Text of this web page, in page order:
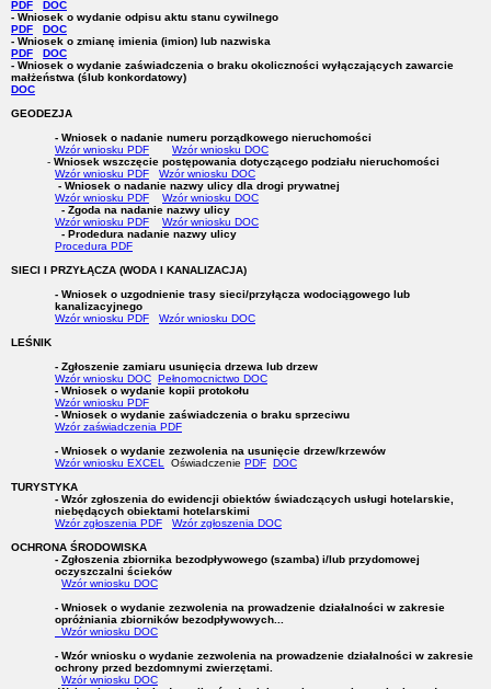
PDF
DOC
- Wniosek o wydanie odpisu aktu stanu cywilnego
PDF
DOC
- Wniosek o zmianę imienia (imion) lub nazwiska
PDF
DOC
- Wniosek o wydanie zaświadczenia o braku okoliczności wyłączających zawarcie
małżeństwa (ślub konkordatowy)
DOC
GEODEZJA
- Wniosek o nadanie numeru porządkowego nieruchomości
Wzór wniosku PDF
Wzór wniosku DOC
- Wniosek wszczęcie postępowania dotyczącego podziału nieruchomości
Wzór wniosku PDF
Wzór wniosku DOC
- Wniosek o nadanie nazwy ulicy dla drogi prywatnej
Wzór wniosku PDF
Wzór wniosku DOC
- Zgoda na nadanie nazwy ulicy
Wzór wniosku PDF
Wzór wniosku DOC
- Prodedura nadanie nazwy ulicy
Procedura PDF
SIECI I PRZYŁĄCZA (WODA I KANALIZACJA)
- Wniosek o uzgodnienie trasy sieci/przyłącza wodociągowego lub
kanalizacyjnego
Wzór wniosku PDF
Wzór wniosku DOC
LEŚNIK
- Zgłoszenie zamiaru usunięcia drzewa lub drzew
Wzór wniosku DOC Pełnomocnictwo DOC
- Wniosek o wydanie kopii protokołu
Wzór wniosku PDF
- Wniosek o wydanie zaświadczenia o braku sprzeciwu
Wzór zaświadczenia PDF
- Wniosek o wydanie zezwolenia na usunięcie drzew/krzewów
Wzór wniosku EXCEL
Oświadczenie PDF DOC
TURYSTYKA
- Wzór zgłoszenia do ewidencji obiektów świadczących usługi hotelarskie,
niebędących obiektami hotelarskimi
Wzór zgłoszenia PDF
Wzór zgłoszenia DOC
OCHRONA ŚRODOWISKA
- Zgłoszenia zbiornika bezodpływowego (szamba) i/lub przydomowej
oczyszczalni ścieków
Wzór wniosku DOC
- Wniosek o wydanie zezwolenia na prowadzenie działalności w zakresie
opróżniania zbiorników bezodpływowych...
Wzór wniosku DOC
- Wzór wniosku o wydanie zezwolenia na prowadzenie działalności w zakresie
ochrony przed bezdomnymi zwierzętami.
Wzór wniosku DOC